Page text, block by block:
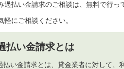
過払い金請求のご相談は、無料で行っ
軽にご相談ください。
払い金請求とは
払い金請求とは、貸金業者に対して、